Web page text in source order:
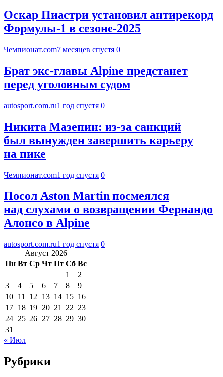
Оскар Пиастри установил антирекорд
Формулы-1 в сезоне-2025
Чемпионат.com7 месяцев спустя 0
Брат экс-главы Alpine предстанет
перед уголовным судом
autosport.com.ru1 год спустя 0
Никита Мазепин: из-за санкций
был вынужден завершить карьеру
на пике
Чемпионат.com1 год спустя 0
Посол Aston Martin посмеялся
над слухами о возвращении Фернандо
Алонсо в Alpine
autosport.com.ru1 год спустя 0
Август 2026
Пн Вт Ср Чт Пт Сб Вс
1
2
3
4 5 6 7 8
9
10 11 12 13 14 15 16
17 18 19 20 21 22 23
24 25 26 27 28 29 30
31
« Июл
Рубрики